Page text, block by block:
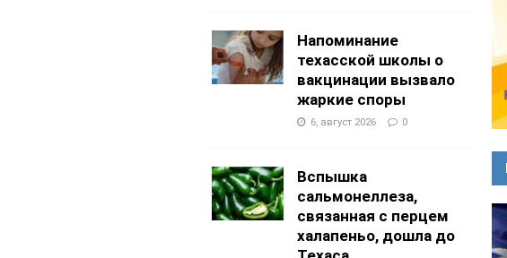
Напоминание
техасской школы о
вакцинации вызвало
жаркие споры
6, август 2026 0
Вспышка
сальмонеллеза,
связанная с перцем
халапеньо, дошла до